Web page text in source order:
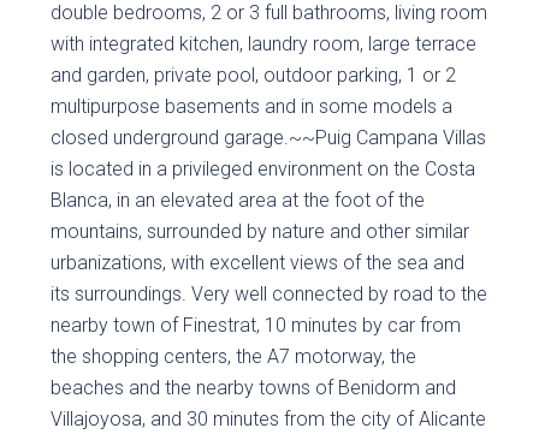
double bedrooms, 2 or 3 full bathrooms, living room
with integrated kitchen, laundry room, large terrace
and garden, private pool, outdoor parking, 1 or 2
multipurpose basements and in some models a
closed underground garage.~~Puig Campana Villas
is located in a privileged environment on the Costa
Blanca, in an elevated area at the foot of the
mountains, surrounded by nature and other similar
urbanizations, with excellent views of the sea and
its surroundings. Very well connected by road to the
nearby town of Finestrat, 10 minutes by car from
the shopping centers, the A7 motorway, the
beaches and the nearby towns of Benidorm and
Villajoyosa, and 30 minutes from the city of Alicante